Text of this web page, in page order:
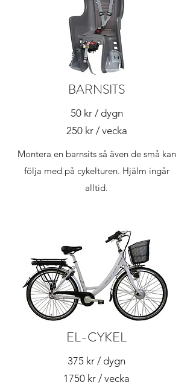
BARNSITS
50 kr / dygn
250 kr / vecka
Montera en barnsits så även de små kan
följa med på cykelturen. Hjälm ingår
alltid.
EL-CYKEL
375 kr / dygn
1750 kr / vecka